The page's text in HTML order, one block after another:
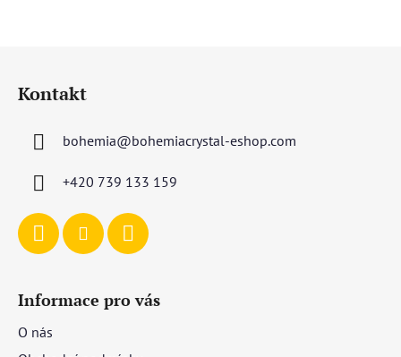
Kontakt
bohemia@bohemiacrystal-eshop.com
+420 739 133 159
Informace pro vás
O nás